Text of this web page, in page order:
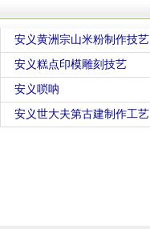
安义黄洲宗山米粉制作技艺
安义糕点印模雕刻技艺
安义唢呐
安义世大夫第古建制作工艺